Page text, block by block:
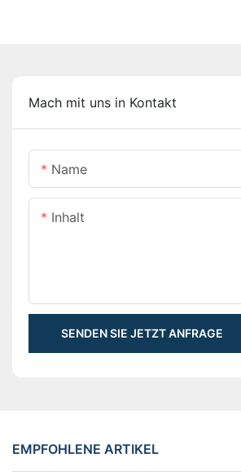
Mach mit uns in Kontakt
Name
Inhalt
SENDEN SIE JETZT ANFRAGE
EMPFOHLENE ARTIKEL